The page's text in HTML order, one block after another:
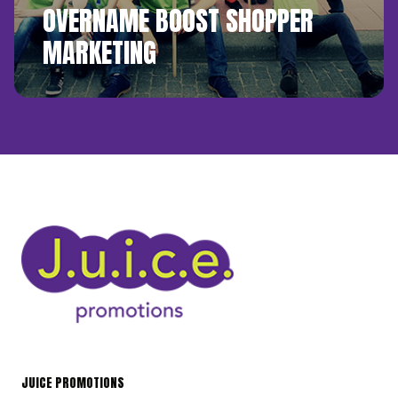
OVERNAME BOOST SHOPPER
MARKETING
JUICE PROMOTIONS